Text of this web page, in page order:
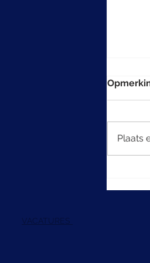
Plaats
VACATURES